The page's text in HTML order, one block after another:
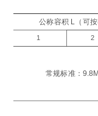
公称容积 L（可
1 2
常规标准：